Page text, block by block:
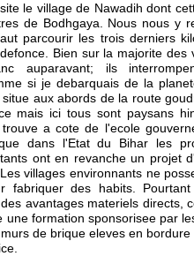
le village de Nawadih dont
de Bodhgaya. Nous nous y
parcourir les trois derniers
Bien sur la majorite des
auparavant; ils
si je debarquais de la
aux abords de la route
mais ici tous sont paysans
a cote de l'ecole
dans l'Etat du Bihar les
ont en revanche un projet
villages environnants ne
fabriquer des habits.
avantages materiels directs,
une formation sponsorisee par
de brique eleves en